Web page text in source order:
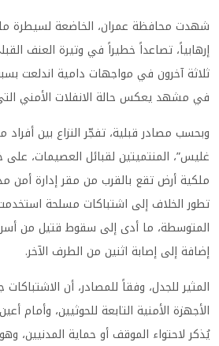
شهدت محافظة عمران، الخاضعة لسيطرة
إرهابياً، تصاعداً خطيراً في وتيرة العنف
ثلاثة آخرون في مواجهات دامية اندلعت
في مشهد يعكس حالة الانفلات الأمني
وبحسب مصادر قبلية، تفجّر النزاع بين أفراد
غليس”، المنتميتين لقبائل العصيمات،
ملكية أرض تقع بالقرب من مقر إدارة أمن
تطور الخلاف إلى اشتباكات مسلحة
المتوسطة، ما أدى إلى سقوط قتيل من أسرة
إضافة إلى إصابة اثنين من الطرف الآخر.
المثير للجدل، وفقاً للمصادر، أن
الأجهزة الأمنية التابعة للحوثيين، وأمام
يُذكر لاحتواء الموقف أو حماية المدنيين،